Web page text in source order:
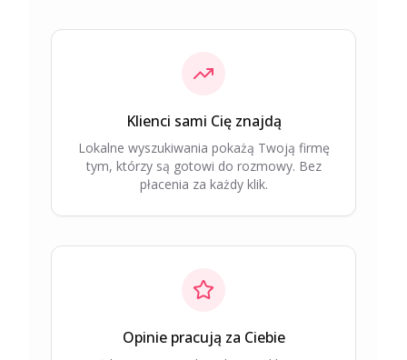
Klienci sami Cię znajdą
Lokalne wyszukiwania pokażą Twoją firmę
tym, którzy są gotowi do rozmowy. Bez
płacenia za każdy klik.
Opinie pracują za Ciebie